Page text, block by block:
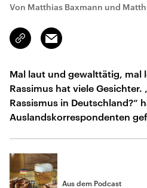
Von Matthias Baxmann und
Link
kopieren/teilen
Email
Mal laut und gewalttätig, mal
Rassimus hat viele Gesichter.
Rassismus in Deutschland?“
Auslandskorrespondenten
Aus dem Podcast